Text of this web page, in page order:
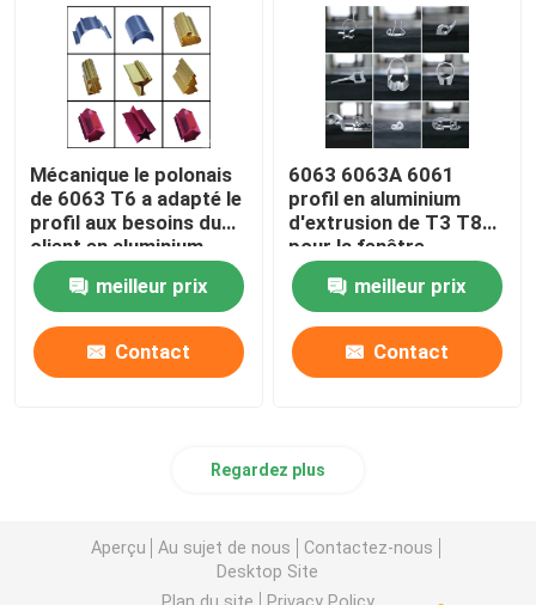
Mécanique le polonais
de 6063 T6 a adapté le
profil aux besoins du
client en aluminium
meilleur prix
Contact
6063 6063A 6061
profil en aluminium
d'extrusion de T3 T8
pour la fenêtre
meilleur prix
Contact
Regardez plus
Aperçu Au sujet de nous
Contactez-nous
Desktop Site
Plan du site
Privacy Policy